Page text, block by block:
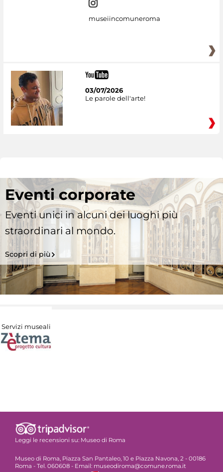
museiincomuneroma
03/07/2026
Le parole dell'arte!
Eventi corporate
Eventi unici in alcuni dei luoghi più
straordinari al mondo.
Scopri di più
Servizi museali
Leggi le recensioni su: Museo di Roma
Museo di Roma, Piazza San Pantaleo, 10 e Piazza Navona, 2 - 00186
Roma - Tel. 060608 - Email: museodiroma@comune.roma.it